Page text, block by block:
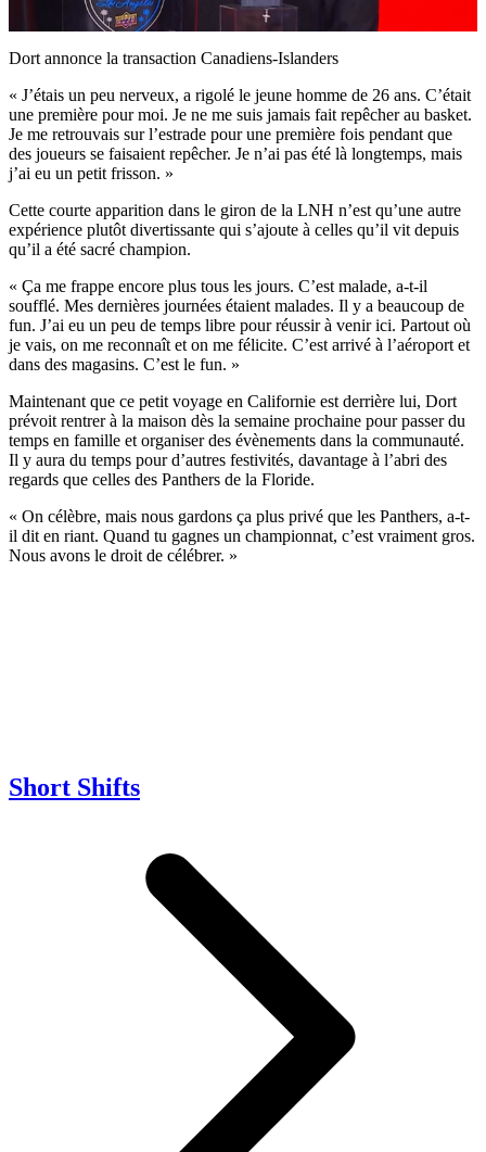
Video
Dort annonce la transaction Canadiens-Islanders
« J’étais un peu nerveux, a rigolé le jeune homme de 26 ans. C’était
une première pour moi. Je ne me suis jamais fait repêcher au basket.
Je me retrouvais sur l’estrade pour une première fois pendant que
des joueurs se faisaient repêcher. Je n’ai pas été là longtemps, mais
j’ai eu un petit frisson. »
Cette courte apparition dans le giron de la LNH n’est qu’une autre
expérience plutôt divertissante qui s’ajoute à celles qu’il vit depuis
qu’il a été sacré champion.
« Ça me frappe encore plus tous les jours. C’est malade, a-t-il
soufflé. Mes dernières journées étaient malades. Il y a beaucoup de
fun. J’ai eu un peu de temps libre pour réussir à venir ici. Partout où
je vais, on me reconnaît et on me félicite. C’est arrivé à l’aéroport et
dans des magasins. C’est le fun. »
Maintenant que ce petit voyage en Californie est derrière lui, Dort
prévoit rentrer à la maison dès la semaine prochaine pour passer du
temps en famille et organiser des évènements dans la communauté.
Il y aura du temps pour d’autres festivités, davantage à l’abri des
regards que celles des Panthers de la Floride.
« On célèbre, mais nous gardons ça plus privé que les Panthers, a-t-
il dit en riant. Quand tu gagnes un championnat, c’est vraiment gros.
Nous avons le droit de célébrer. »
Short Shifts